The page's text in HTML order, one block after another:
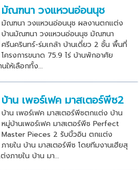
มัณฑนา วงแหวนอ่อนนุช
มัณฑนา วงแหวนอ่อนนุช ผลงานตกแต่ง
บ้านมัณฑนา วงแหวนอ่อนนุช มัณฑนา
ศรีนครินทร์-ร่มเกล้า บ้านเดี่ยว 2 ชั้น พื้นที่
โครงการขนาด 75.9 ไร่ บ้านพักอาศัย
ห้เลือกทั้ง...
บ้าน เพอร์เฟค มาสเตอร์พีซ2
บ้าน เพอร์เฟค มาสเตอร์พีซตกแต่ง บ้าน
หมู่บ้านเพอร์เฟค มาสเตอร์พีซ Perfect
Master Pieces 2 รับบิ้วอิน ตกแต่ง
ภายใน บ้าน มาสเตอร์พีซ โดยทีมงานเฮียสุ
ภายใน บ้าน มา...